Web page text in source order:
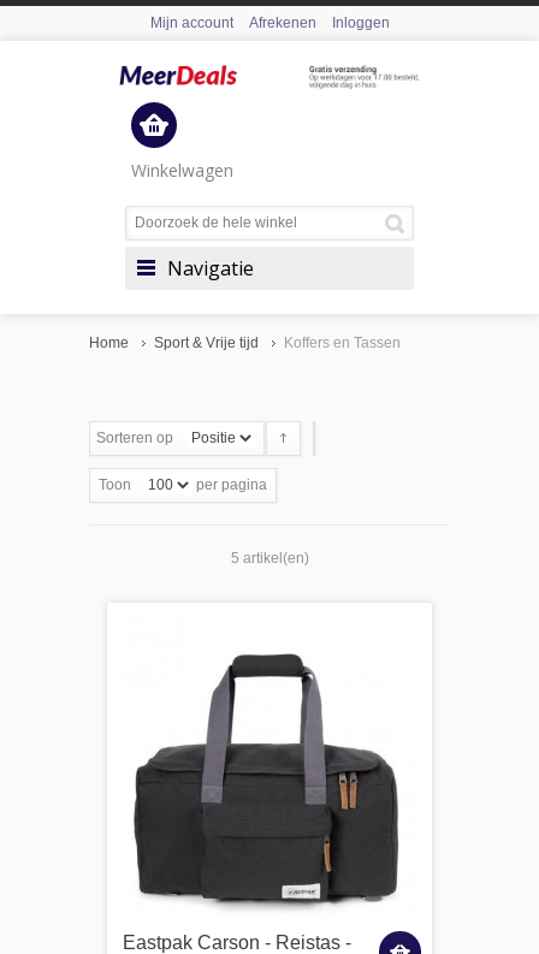
Mijn account Afrekenen Inloggen
Winkelwagen
Navigatie
Home Sport & Vrije tijd Koffers en Tassen
Sorteren op
Toon per pagina
5 artikel(en)
Eastpak Carson - Reistas -